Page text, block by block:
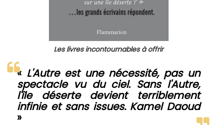
Les livres incontournables à offrir
« L'Autre est une nécessité, pas un
spectacle vu du ciel. Sans l'Autre,
l'île déserte devient terriblement
infinie et sans issues. Kamel Daoud
»